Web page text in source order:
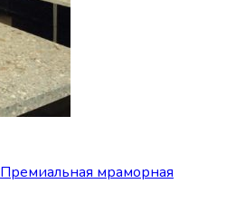
Премиальная мраморная